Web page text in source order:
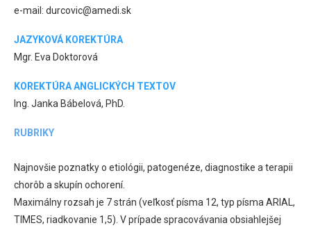
e-mail: durcovic@amedi.sk
JAZYKOVÁ KOREKTÚRA
Mgr. Eva Doktorová
KOREKTÚRA ANGLICKÝCH TEXTOV
Ing. Janka Bábelová, PhD.
RUBRIKY
Najnovšie poznatky o etiológii, patogenéze, diagnostike a terapii
chorôb a skupín ochorení.
Maximálny rozsah je 7 strán (veľkosť písma 12, typ písma ARIAL,
TIMES, riadkovanie 1,5). V prípade spracovávania obsiahlejšej